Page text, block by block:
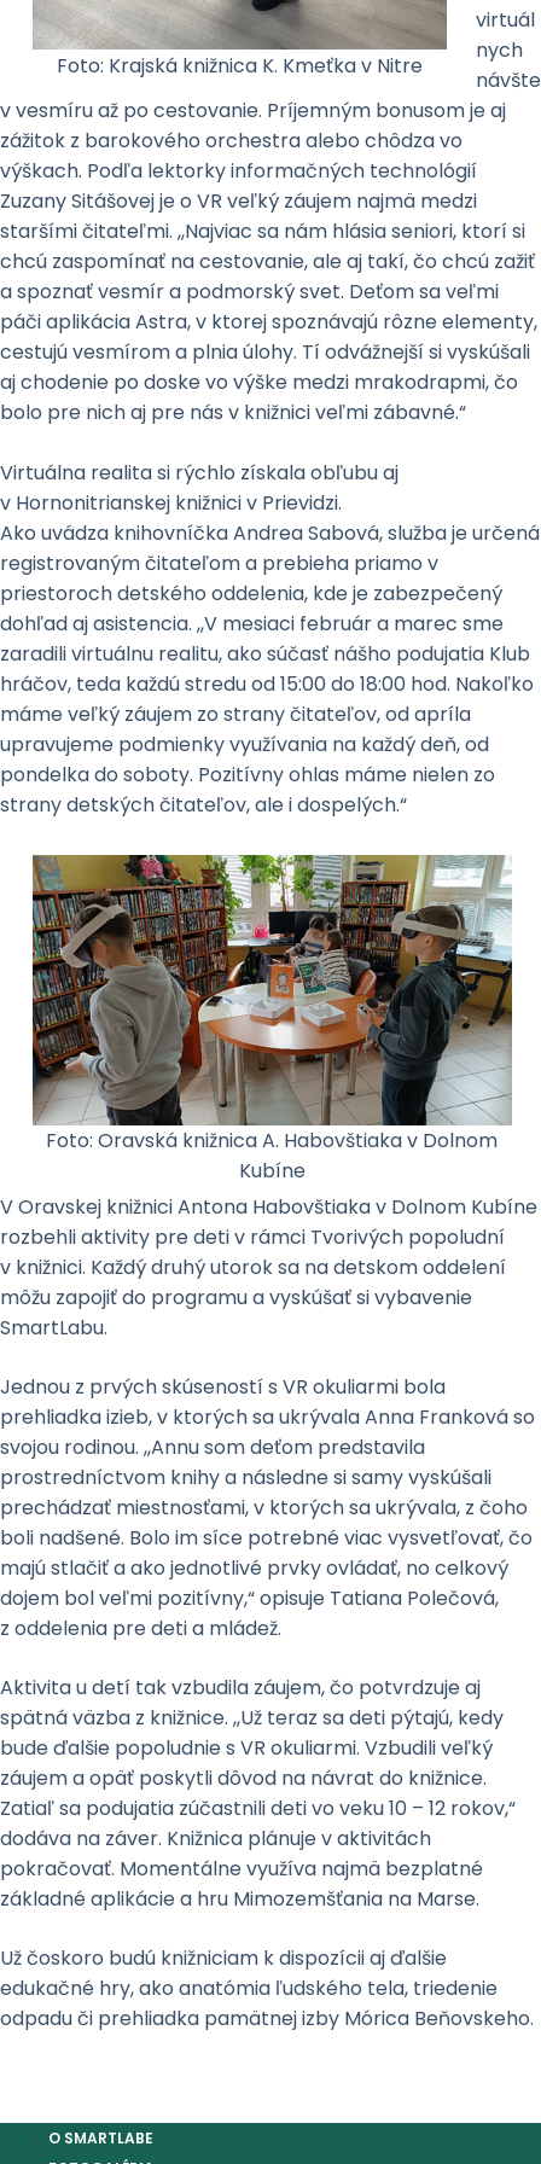
Foto: Krajská knižnica K. Kmeťka v Nitre
virtuál
nych
návšte
v vesmíru až po cestovanie. Príjemným bonusom je aj
zážitok z barokového orchestra alebo chôdza vo
výškach. Podľa lektorky informačných technológií
Zuzany Sitášovej je o VR veľký záujem najmä medzi
staršími čitateľmi. ,,Najviac sa nám hlásia seniori, ktorí si
chcú zaspomínať na cestovanie, ale aj takí, čo chcú zažiť
a spoznať vesmír a podmorský svet. Deťom sa veľmi
páči aplikácia Astra, v ktorej spoznávajú rôzne elementy,
cestujú vesmírom a plnia úlohy. Tí odvážnejší si vyskúšali
aj chodenie po doske vo výške medzi mrakodrapmi, čo
bolo pre nich aj pre nás v knižnici veľmi zábavné.“
Virtuálna realita si rýchlo získala obľubu aj
v Hornonitrianskej knižnici v Prievidzi.
Ako uvádza knihovníčka Andrea Sabová, služba je určená
registrovaným čitateľom a prebieha priamo v
priestoroch detského oddelenia, kde je zabezpečený
dohľad aj asistencia. ,,V mesiaci február a marec sme
zaradili virtuálnu realitu, ako súčasť nášho podujatia Klub
hráčov, teda každú stredu od 15:00 do 18:00 hod. Nakoľko
máme veľký záujem zo strany čitateľov, od apríla
upravujeme podmienky využívania na každý deň, od
pondelka do soboty. Pozitívny ohlas máme nielen zo
strany detských čitateľov, ale i dospelých.“
Foto: Oravská knižnica A. Habovštiaka v Dolnom
Kubíne
V Oravskej knižnici Antona Habovštiaka v Dolnom Kubíne
rozbehli aktivity pre deti v rámci Tvorivých popoludní
v knižnici. Každý druhý utorok sa na detskom oddelení
môžu zapojiť do programu a vyskúšať si vybavenie
SmartLabu.
Jednou z prvých skúseností s VR okuliarmi bola
prehliadka izieb, v ktorých sa ukrývala Anna Franková so
svojou rodinou. ,,Annu som deťom predstavila
prostredníctvom knihy a následne si samy vyskúšali
prechádzať miestnosťami, v ktorých sa ukrývala, z čoho
boli nadšené. Bolo im síce potrebné viac vysvetľovať, čo
majú stlačiť a ako jednotlivé prvky ovládať, no celkový
dojem bol veľmi pozitívny,“ opisuje Tatiana Polečová,
z oddelenia pre deti a mládež.
Aktivita u detí tak vzbudila záujem, čo potvrdzuje aj
spätná väzba z knižnice. ,,Už teraz sa deti pýtajú, kedy
bude ďalšie popoludnie s VR okuliarmi. Vzbudili veľký
záujem a opäť poskytli dôvod na návrat do knižnice.
Zatiaľ sa podujatia zúčastnili deti vo veku 10 – 12 rokov,“
dodáva na záver. Knižnica plánuje v aktivitách
pokračovať. Momentálne využíva najmä bezplatné
základné aplikácie a hru Mimozemšťania na Marse.
Už čoskoro budú knižniciam k dispozícii aj ďalšie
edukačné hry, ako anatómia ľudského tela, triedenie
odpadu či prehliadka pamätnej izby Mórica Beňovskeho.
O SMARTLABE